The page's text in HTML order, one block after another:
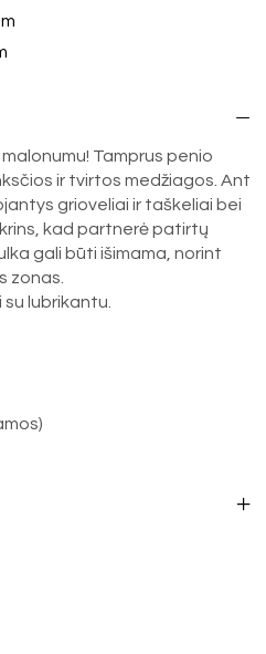
Tamprus penio
ir tvirtos medžiagos. Ant
grioveliai ir taškeliai bei
kad partnerė patirtų
gali būti išimama, norint
zonas.
lubrikantu.